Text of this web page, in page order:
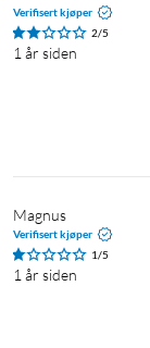
Verifisert kjøper
2/5
1 år siden
Magnus
Verifisert kjøper
1/5
1 år siden